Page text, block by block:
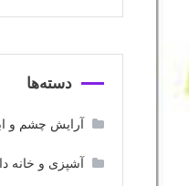
دسته‌ها
آرایش چشم و
آشپزی و خانه